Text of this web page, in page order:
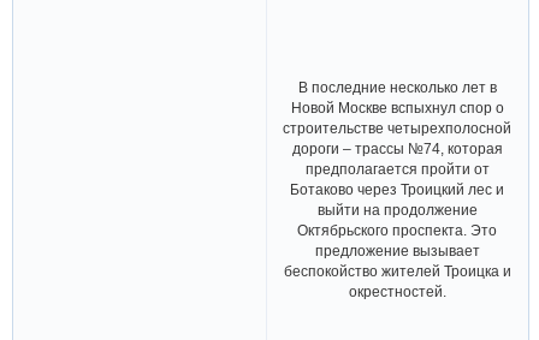
В последние несколько лет в
Новой Москве вспыхнул спор о
строительстве четырехполосной
дороги – трассы №74, которая
предполагается пройти от
Ботаково через Троицкий лес и
выйти на продолжение
Октябрьского проспекта. Это
предложение вызывает
беспокойство жителей Троицка и
окрестностей.